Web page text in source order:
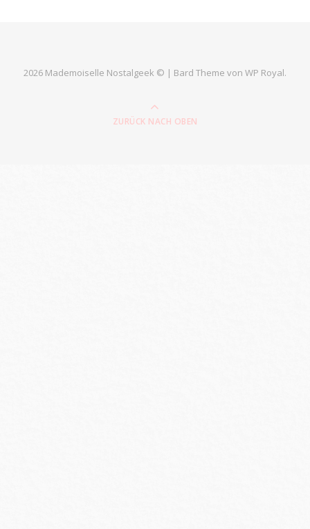
2026 Mademoiselle Nostalgeek © | Bard Theme von WP Royal.
ZURÜCK NACH OBEN